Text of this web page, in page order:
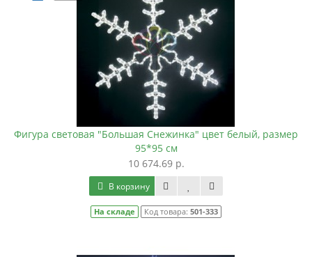
Фигура световая "Большая Снежинка" цвет белый, размер
95*95 см
10 674.69 р.
В корзину
На складе Код товара: 501-333